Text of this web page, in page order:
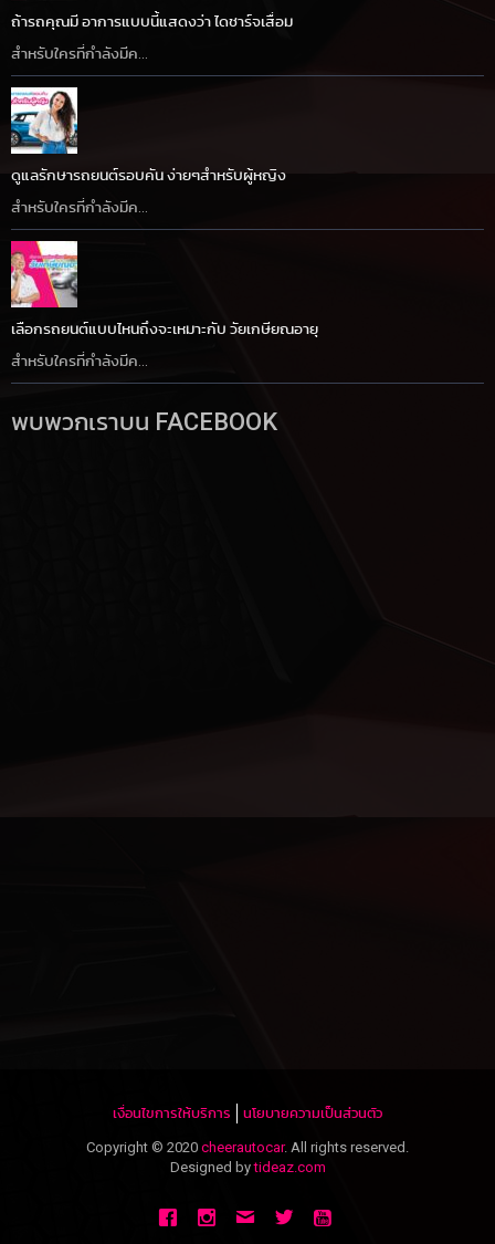
ถ้ารถคุณมี อาการแบบนี้แสดงว่า ไดชาร์จเสื่อม
สำหรับใครที่กำลังมีค...
ดูแลรักษารถยนต์รอบคัน ง่ายๆสำหรับผู้หญิง
สำหรับใครที่กำลังมีค...
เลือกรถยนต์แบบไหนถึงจะเหมาะกับ วัยเกษียณอายุ
สำหรับใครที่กำลังมีค...
พบพวกเราบน FACEBOOK
เงื่อนไขการให้บริการ นโยบายความเป็นส่วนตัว
Copyright © 2020 cheerautocar. All rights reserved.
Designed bytideaz.com